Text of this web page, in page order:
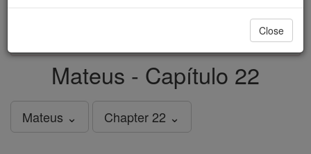
and keep Catholic education free for all. Stand with us
Mateus - Capítulo 22
Mateus ⌄ Chapter 22 ⌄
Close